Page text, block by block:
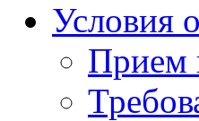
Условия
Прием